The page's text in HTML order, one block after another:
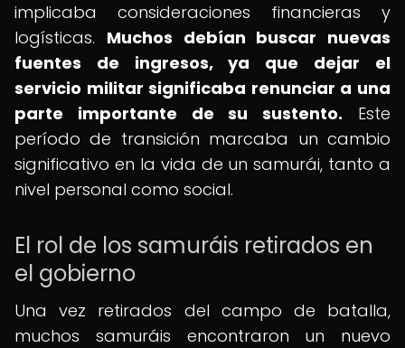
implicaba consideraciones financieras y
logísticas. Muchos debían buscar nuevas
fuentes de ingresos, ya que dejar el
servicio militar significaba renunciar a una
parte importante de su sustento. Este
período de transición marcaba un cambio
significativo en la vida de un samurái, tanto a
nivel personal como social.
El rol de los samuráis retirados en
el gobierno
Una vez retirados del campo de batalla,
muchos samuráis encontraron un nuevo